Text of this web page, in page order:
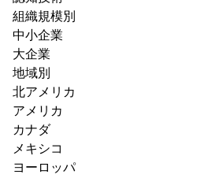
組織規模別
中小企業
大企業
地域別
北アメリカ
アメリカ
カナダ
メキシコ
ヨーロッパ